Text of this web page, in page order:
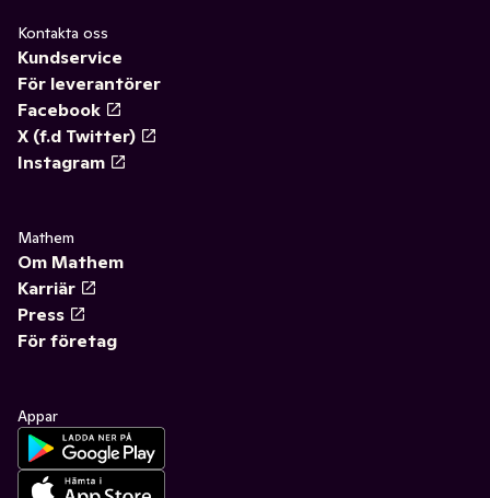
Kontakta oss
Kundservice
För leverantörer
Facebook
X (f.d Twitter)
Instagram
Mathem
Om Mathem
Karriär
Press
För företag
Appar